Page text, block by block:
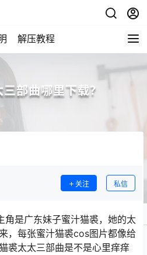
解压教程
部曲哪里下载？
关注 私信
角是广东妹子蜜汁猫裘，她的太
，每张蜜汁猫裘cos图片都像给
裘太太三部曲是不是心里痒痒